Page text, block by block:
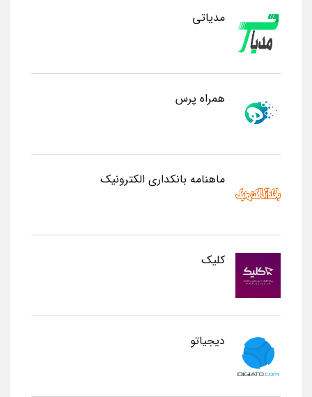
مدیاتی
همراه پرس
ماهنامه بانکداری الکترونیک
کلیک
دیجیاتو